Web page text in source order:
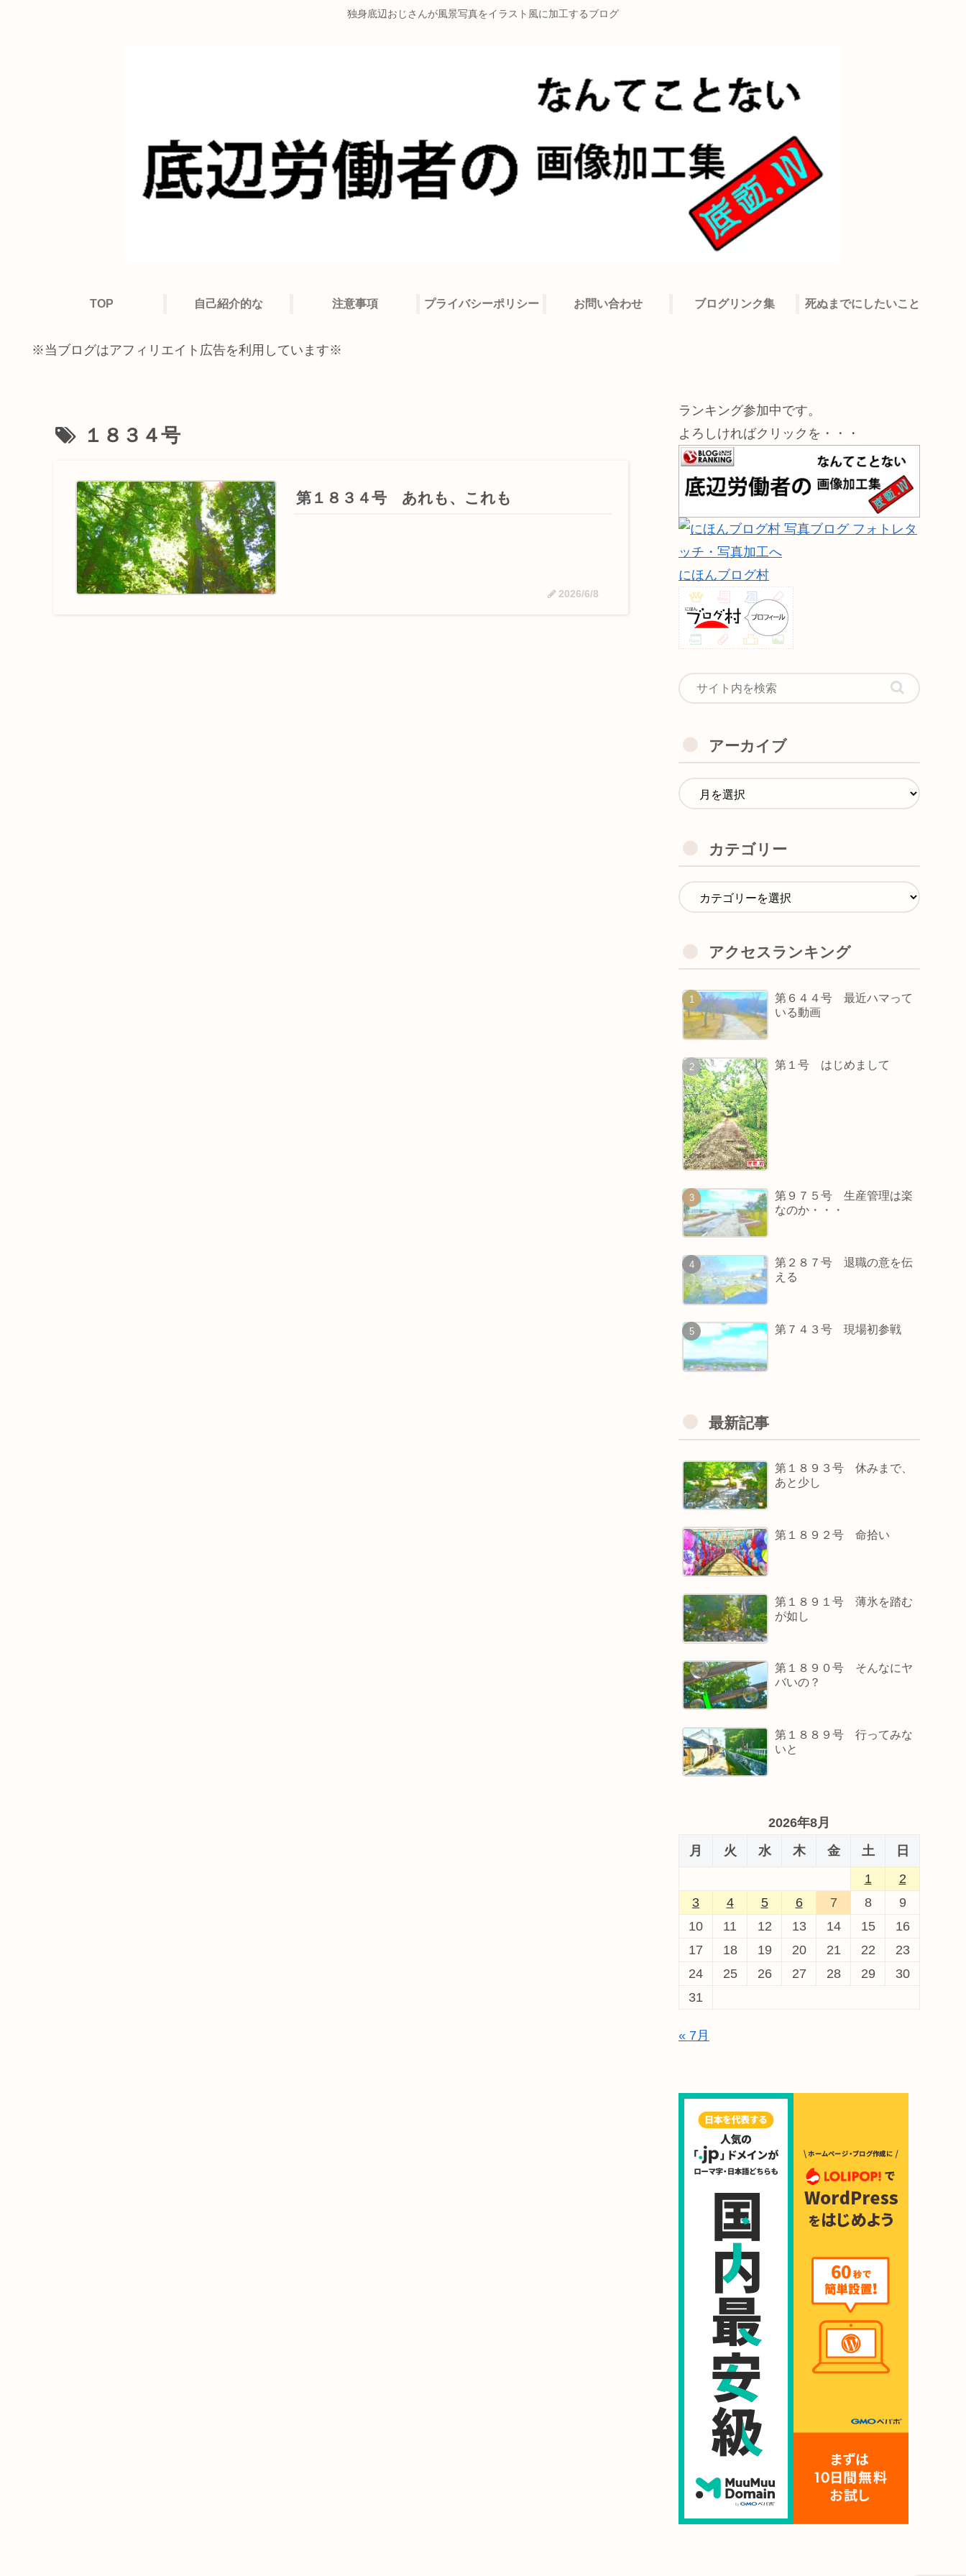
独身底辺おじさんが風景写真をイラスト風に加工するブログ
TOP 自己紹介的な 注意事項 プライバシーポリシー お問い合わせ ブログリンク集 死ぬまでにしたいこと
※当ブログはアフィリエイト広告を利用しています※
１８３４号
第１８３４号 あれも、これも
2026/6/8
ランキング参加中です。
よろしければクリックを・・・
にほんブログ村
アーカイブ
カテゴリー
アクセスランキング
第６４４号 最近ハマって
いる動画
第１号 はじめまして
第９７５号 生産管理は楽
なのか・・・
第２８７号 退職の意を伝
える
第７４３号 現場初参戦
最新記事
第１８９３号 休みまで、
あと少し
第１８９２号 命拾い
第１８９１号 薄氷を踏む
が如し
第１８９０号 そんなにヤ
バいの？
第１８８９号 行ってみな
いと
2026年8月
月
火 水 木 金 土
日
1
2
3
4 5 6 7 8
9
10
11 12 13 14 15
16
17
18 19 20 21 22
23
24
25 26 27 28 29
30
31
« 7月